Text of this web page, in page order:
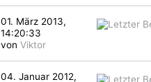
01. März 2013,
14:20:33
von Viktor
04. Januar 2012,